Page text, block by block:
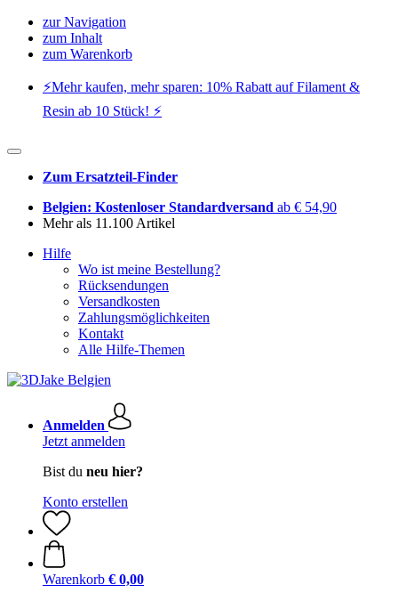
zur Navigation
zum Inhalt
zum Warenkorb
⚡️Mehr kaufen, mehr sparen: 10% Rabatt auf Filament &
Resin ab 10 Stück! ⚡️
Zum Ersatzteil-Finder
Belgien: Kostenloser Standardversand ab € 54,90
Mehr als 11.100 Artikel
Hilfe
Wo ist meine Bestellung?
Rücksendungen
Versandkosten
Zahlungsmöglichkeiten
Kontakt
Alle Hilfe-Themen
Anmelden
Jetzt anmelden
Bist du neu hier?
Konto erstellen
Warenkorb € 0,00